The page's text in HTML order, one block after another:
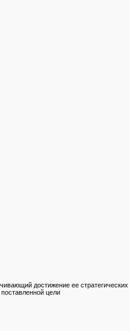
достижение ее стратегических
цели